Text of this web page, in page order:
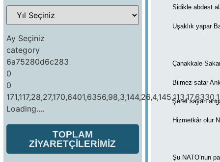
Ay Seçiniz
category
6a75280d6c283
0
0
Loading....
TOPLAM
ZİYARETÇİLERİMİZ
Sidikle abdest
Uşaklık yapar
Çanakkale
Bilmez satar
Şeref sayan
Hizmetkâr olur
Şu NATO’nun